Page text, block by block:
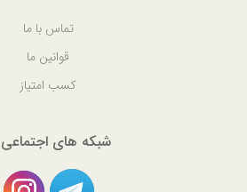
تماس با ما
قوانین ما
کسب امتیاز
شبکه های اجتماعی